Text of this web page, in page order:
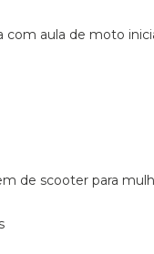
com aula de moto
de scooter para